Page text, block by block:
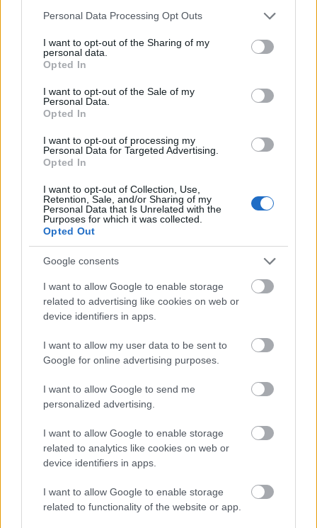
Please note that this website/app uses one or more Google
not limited to your visit or usage behaviour. You may click to
grant or deny consent to Google and its third-party tags to
use your data for below specified purposes in below Google
consent section.
Personal Data Processing Opt Outs
I want to opt-out of the Sharing of my
personal data.
Opted In
I want to opt-out of the Sale of my
Personal Data.
Opted In
I want to opt-out of processing my
Personal Data for Targeted Advertising.
Opted In
I want to opt-out of Collection, Use,
Retention, Sale, and/or Sharing of my
Personal Data that Is Unrelated with the
Purposes for which it was collected.
Opted Out
Google consents
I want to allow Google to enable storage
related to advertising like cookies on web or
device identifiers in apps.
I want to allow my user data to be sent to
Google for online advertising purposes.
I want to allow Google to send me
personalized advertising.
I want to allow Google to enable storage
related to analytics like cookies on web or
device identifiers in apps.
I want to allow Google to enable storage
related to functionality of the website or app.
Mondjuk azt, hogy a lőrinci piac nem írta bele magát
a “Budapest legütősebb helyei” listába. Nem része a
hely a város lüktető ütőerének, nem is akar
része lenni. Ez egy piac. Miért is akarna? Egyik
olvasónk, Ági írta azonban, hogy itt jó pizzát lehet
kapni. Kapunk mi ilyen levelet eleget, ajánlanak…
Új versenyző a Jóféle Kávézók
Szokatlan Helyeken versenyben -
Smankerli
szucsadam•2016. augusztus 19.
kisföldalatti-végállomás mellett, a bazársoron egy
minőségi kávézót találtam. Nem mintha nem lett